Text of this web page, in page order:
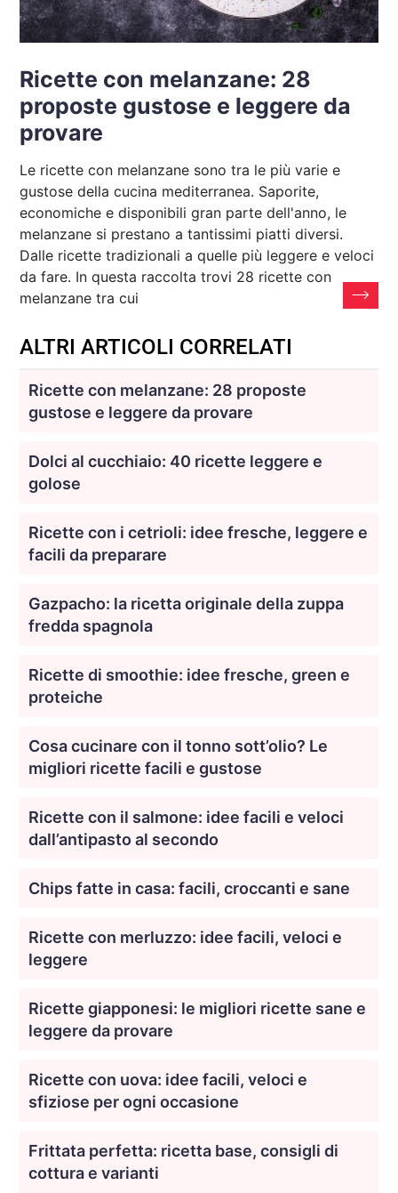
Ricette con melanzane: 28
proposte gustose e leggere da
provare
Le ricette con melanzane sono tra le più varie e
gustose della cucina mediterranea. Saporite,
economiche e disponibili gran parte dell'anno, le
melanzane si prestano a tantissimi piatti diversi.
Dalle ricette tradizionali a quelle più leggere e veloci
da fare. In questa raccolta trovi 28 ricette con
melanzane tra cui
ALTRI ARTICOLI CORRELATI
Ricette con melanzane: 28 proposte
gustose e leggere da provare
Dolci al cucchiaio: 40 ricette leggere e
golose
Ricette con i cetrioli: idee fresche, leggere e
facili da preparare
Gazpacho: la ricetta originale della zuppa
fredda spagnola
Ricette di smoothie: idee fresche, green e
proteiche
Cosa cucinare con il tonno sott’olio? Le
migliori ricette facili e gustose
Ricette con il salmone: idee facili e veloci
dall’antipasto al secondo
Chips fatte in casa: facili, croccanti e sane
Ricette con merluzzo: idee facili, veloci e
leggere
Ricette giapponesi: le migliori ricette sane e
leggere da provare
Ricette con uova: idee facili, veloci e
sfiziose per ogni occasione
Frittata perfetta: ricetta base, consigli di
cottura e varianti